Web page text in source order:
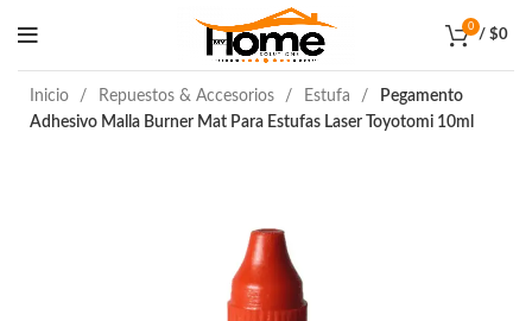
0
/ $0
Inicio Repuestos & Accesorios Estufa
Pegamento
Adhesivo Malla Burner Mat Para Estufas Laser Toyotomi 10ml